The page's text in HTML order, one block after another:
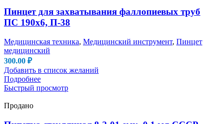
Пинцет для захватывания фаллопиевых труб
ПС 190х6, П-38
Медицинская техника, Медицинский инструмент, Пинцет
медицинский
300.00 ₽
Добавить в список желаний
Подробнее
Быстрый просмотр
Продано